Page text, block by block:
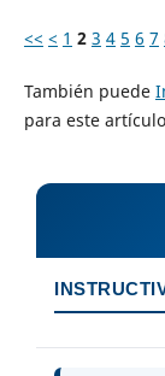
<< < 1 2 3 4 5 6 7
También puede
para este